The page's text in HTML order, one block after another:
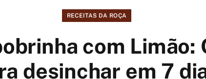
RECEITAS DA ROÇA
com Limão:
desinchar em 7